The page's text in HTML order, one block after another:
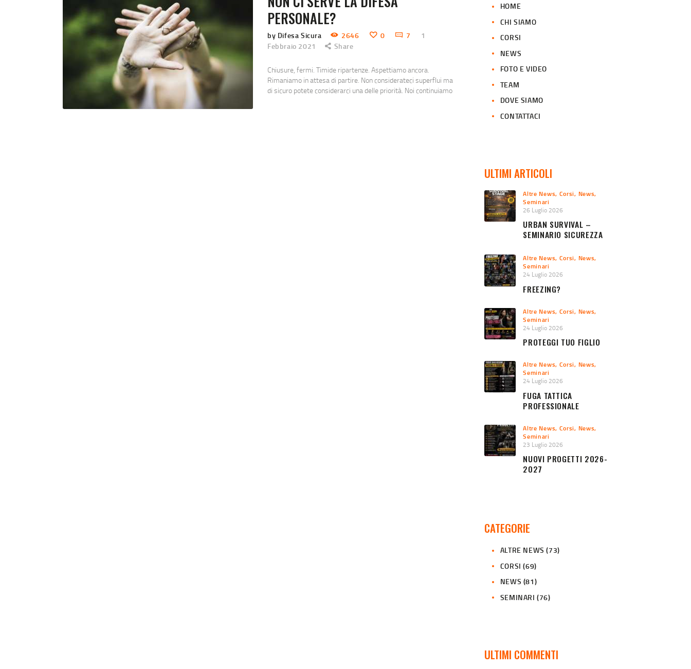
PERSONALE?
by Difesa Sicura 2646 0 7
1
Febbraio 2021
Share
Chiusure, fermi. Timide ripartenze. Aspettiamo ancora.
Rimaniamo in attesa di partire. Non considerateci superflui ma
di sicuro potete considerarci una delle priorità. Noi continuiamo
HOME
CHI SIAMO
CORSI
NEWS
FOTO E VIDEO
TEAM
DOVE SIAMO
CONTATTACI
ULTIMI ARTICOLI
Altre News, Corsi, News,
Seminari
26 Luglio 2026
URBAN SURVIVAL –
SEMINARIO SICUREZZA
Altre News, Corsi, News,
Seminari
24 Luglio 2026
FREEZING?
Altre News, Corsi, News,
Seminari
24 Luglio 2026
PROTEGGI TUO FIGLIO
Altre News, Corsi, News,
Seminari
24 Luglio 2026
FUGA TATTICA
PROFESSIONALE
Altre News, Corsi, News,
Seminari
23 Luglio 2026
NUOVI PROGETTI 2026-
2027
CATEGORIE
ALTRE NEWS (73)
CORSI (69)
NEWS (81)
SEMINARI (76)
ULTIMI COMMENTI